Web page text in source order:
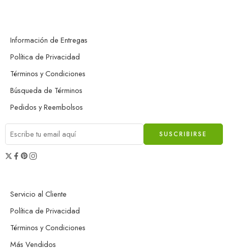
Información de Entregas
Política de Privacidad
Términos y Condiciones
Búsqueda de Términos
Pedidos y Reembolsos
Servicio al Cliente
Política de Privacidad
Términos y Condiciones
Más Vendidos